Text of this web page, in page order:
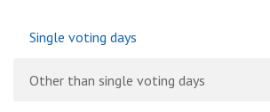
Single voting days
Other than single voting days